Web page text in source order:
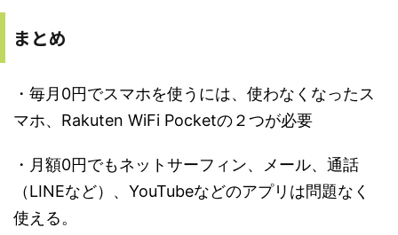
まとめ
・毎月0円でスマホを使うには、使わなくなったス
マホ、Rakuten WiFi Pocketの２つが必要
・月額0円でもネットサーフィン、メール、通話
（LINEなど）、YouTubeなどのアプリは問題なく
使える。